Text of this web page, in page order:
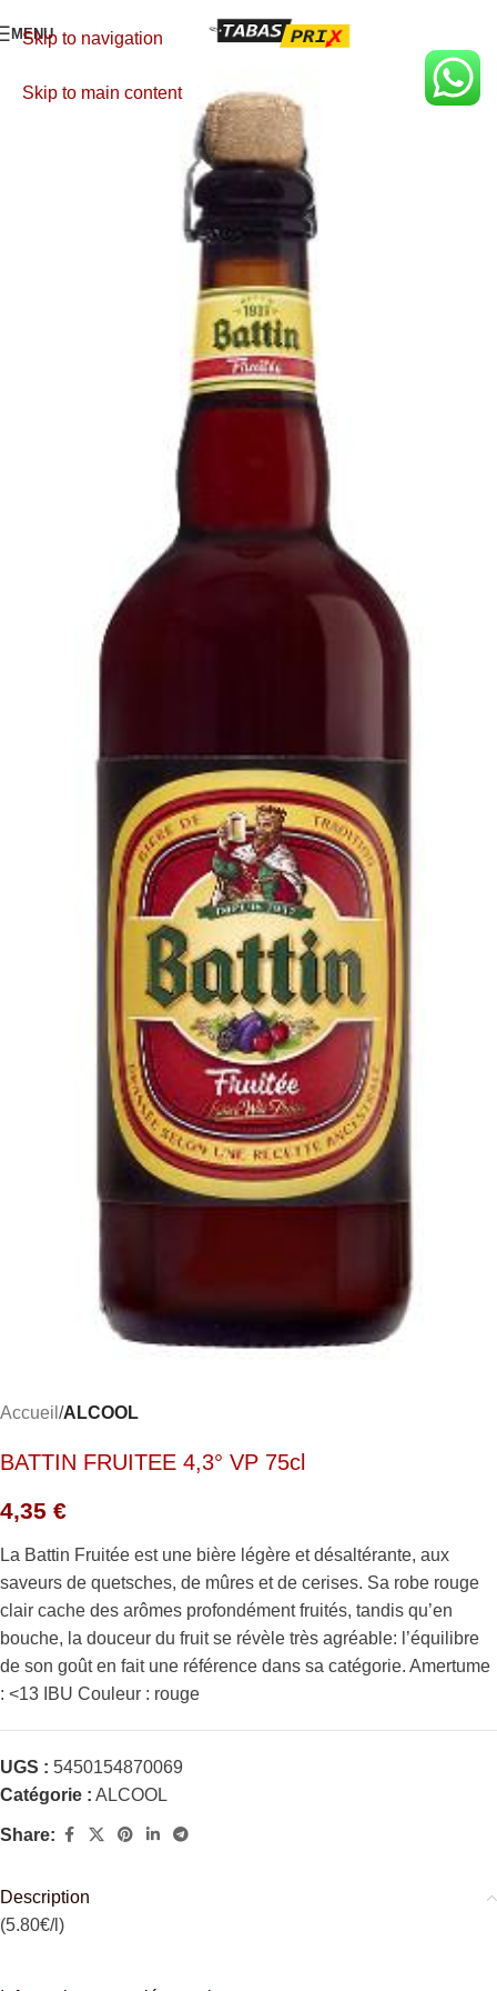
Skip to navigation
Skip to main content
MENU
Accueil ALCOOL
BATTIN FRUITEE 4,3° VP 75cl
4,35 €
La Battin Fruitée est une bière légère et désaltérante, aux
saveurs de quetsches, de mûres et de cerises. Sa robe rouge
clair cache des arômes profondément fruités, tandis qu’en
bouche, la douceur du fruit se révèle très agréable: l’équilibre
de son goût en fait une référence dans sa catégorie. Amertume
: <13 IBU Couleur : rouge
UGS : 5450154870069
Catégorie : ALCOOL
Share:
Description
(5.80€/l)